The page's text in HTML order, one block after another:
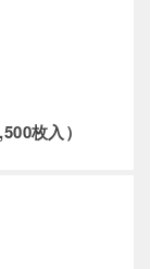
枚入）